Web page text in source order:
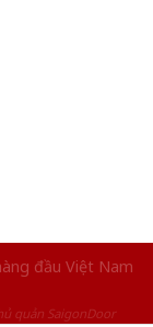
đầu Việt Nam
quản SaigonDoor